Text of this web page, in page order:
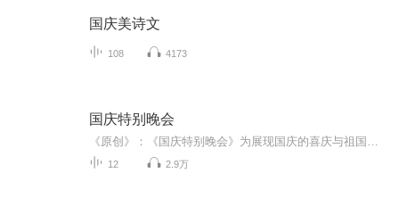
国庆美诗文
108 4173
国庆特别晚会
12 2.9万